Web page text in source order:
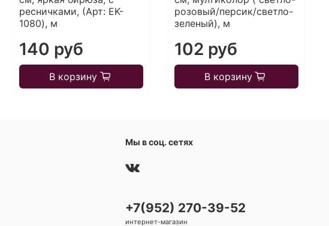
ресничками, (Арт: EK-
1080), м
140 руб
В корзину
розовый/персик/светло-
зеленый), м
102 руб
В корзину
Мы в соц. сетях
+7(952) 270-39-52
интернет-магазин